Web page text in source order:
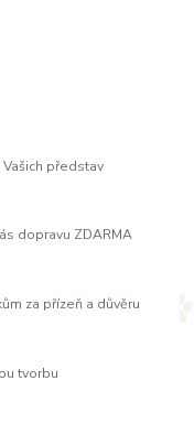
představ
dopravu ZDARMA
za přízeň a důvěru
tvorbu